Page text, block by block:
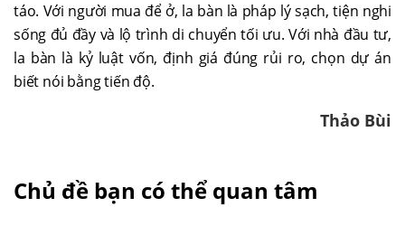
táo. Với người mua để ở, la bàn là pháp lý sạch, tiện nghi
sống đủ đầy và lộ trình di chuyển tối ưu. Với nhà đầu tư,
la bàn là kỷ luật vốn, định giá đúng rủi ro, chọn dự án
biết nói bằng tiến độ.
Thảo Bùi
Chủ đề bạn có thể quan tâm